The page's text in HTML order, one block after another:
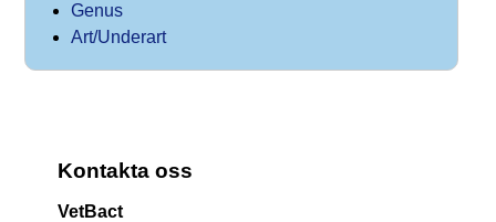
Genus
Art/Underart
Kontakta oss
VetBact